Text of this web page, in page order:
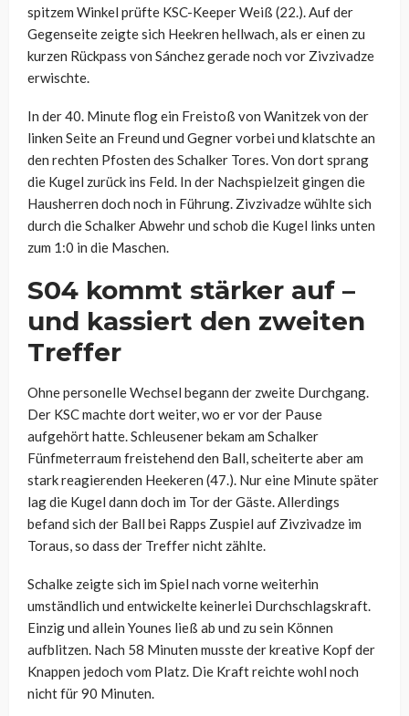
spitzem Winkel prüfte KSC-Keeper Weiß (22.). Auf der
Gegenseite zeigte sich Heekren hellwach, als er einen zu
kurzen Rückpass von Sánchez gerade noch vor Zivzivadze
erwischte.
In der 40. Minute flog ein Freistoß von Wanitzek von der
linken Seite an Freund und Gegner vorbei und klatschte an
den rechten Pfosten des Schalker Tores. Von dort sprang
die Kugel zurück ins Feld. In der Nachspielzeit gingen die
Hausherren doch noch in Führung. Zivzivadze wühlte sich
durch die Schalker Abwehr und schob die Kugel links unten
zum 1:0 in die Maschen.
S04 kommt stärker auf –
und kassiert den zweiten
Treffer
Ohne personelle Wechsel begann der zweite Durchgang.
Der KSC machte dort weiter, wo er vor der Pause
aufgehört hatte. Schleusener bekam am Schalker
Fünfmeterraum freistehend den Ball, scheiterte aber am
stark reagierenden Heekeren (47.). Nur eine Minute später
lag die Kugel dann doch im Tor der Gäste. Allerdings
befand sich der Ball bei Rapps Zuspiel auf Zivzivadze im
Toraus, so dass der Treffer nicht zählte.
Schalke zeigte sich im Spiel nach vorne weiterhin
umständlich und entwickelte keinerlei Durchschlagskraft.
Einzig und allein Younes ließ ab und zu sein Können
aufblitzen. Nach 58 Minuten musste der kreative Kopf der
Knappen jedoch vom Platz. Die Kraft reichte wohl noch
nicht für 90 Minuten.